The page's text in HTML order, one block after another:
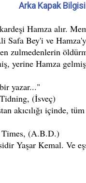
Arka Kapak Bilgisi